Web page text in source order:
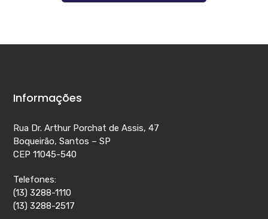
Informações
Rua Dr. Arthur Porchat de Assis, 47
Boqueirão, Santos – SP
CEP 11045-540
Telefones:
(13) 3288-1110
(13) 3288-2517